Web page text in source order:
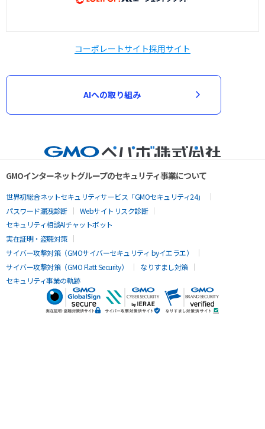
コーポレートサイト採用サイト
AIへの取り組み
GMOインターネットグループのセキュリティ事業について
世界初総合ネットセキュリティサービス「GMOセキュリティ24」
パスワード漏洩診断
Webサイトリスク診断
セキュリティ相談AIチャットボット
実在証明・盗聴対策
サイバー攻撃対策（GMOサイバーセキュリティ byイエラエ）
サイバー攻撃対策（GMO Flatt Security）
なりすまし対策
セキュリティ事業の軌跡